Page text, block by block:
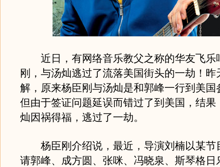
近日，有网络音乐教父之称的华友飞乐
刚，与汤灿逃过了流落美国街头的一劫！昨
解，原来杨臣刚与汤灿是和郭峰一行到美国
但由于签证问题延误而错过了到美国，结果
灿因祸得福，逃过了一劫。
杨臣刚介绍说，最近，导演刘楠以某节
请郭峰、成方圆、张咪、冯晓泉、斯琴格日